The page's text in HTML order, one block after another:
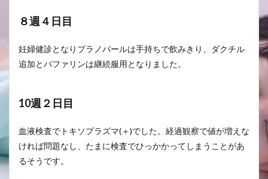
８週４日目
妊婦健診となりプラノバールは手持ちで飲みきり、ダクチル
追加とバファリンは継続服用となりました。
10週２日目
血液検査でトキソプラズマ(＋)でした。経過観察で値が増えな
ければ問題なし、たまに検査でひっかかってしまうことがあ
るそうです。